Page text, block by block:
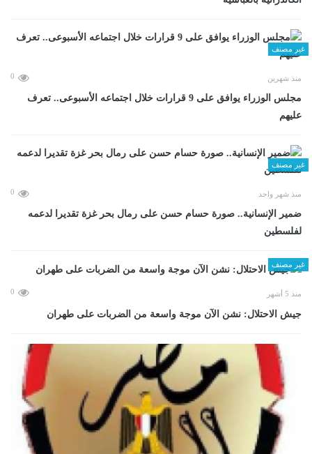
غير مصنف
منذ شهرين 0
مجلس الوزراء يوافق على 9 قرارات خلال اجتماعه الأسبوعى.. تعرف
عليهم
غير مصنف
منذ شهر واحد 0
ضمير الإنسانية.. صورة حسام حسن على رمال بحر غزة تقديرا لدعمه
لفلسطين
غير مصنف
منذ 5 أشهر 0
جيش الاحتلال: نشن الآن موجة واسعة من الضربات على طهران